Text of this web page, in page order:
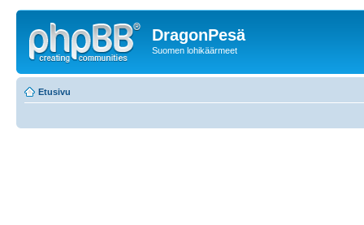
DragonPesä
Suomen lohikäärmeet
Etusivu